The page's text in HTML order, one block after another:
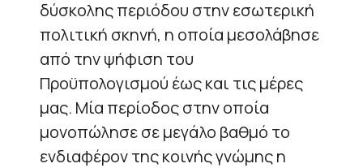
δύσκολης περιόδου στην εσωτερική
πολιτική σκηνή, η οποία μεσολάβησε
από την ψήφιση του
Προϋπολογισμού έως και τις μέρες
μας. Μία περίοδος στην οποία
μονοπώλησε σε μεγάλο βαθμό το
ενδιαφέρον της κοινής γνώμης η